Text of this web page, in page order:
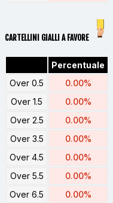
CARTELLINI GIALLI A FAVORE
Percentuale
Over 0.5
0.00%
Over 1.5
0.00%
Over 2.5
0.00%
Over 3.5
0.00%
Over 4.5
0.00%
Over 5.5
0.00%
Over 6.5
0.00%